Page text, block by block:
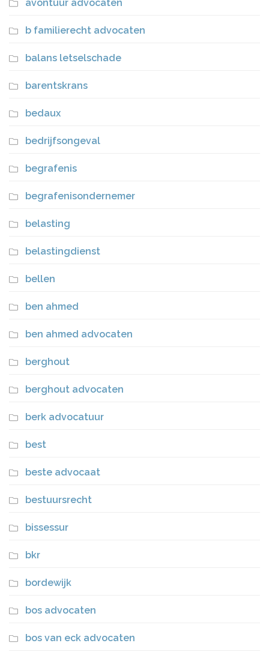
avontuur advocaten
b familierecht advocaten
balans letselschade
barentskrans
bedaux
bedrijfsongeval
begrafenis
begrafenisondernemer
belasting
belastingdienst
bellen
ben ahmed
ben ahmed advocaten
berghout
berghout advocaten
berk advocatuur
best
beste advocaat
bestuursrecht
bissessur
bkr
bordewijk
bos advocaten
bos van eck advocaten